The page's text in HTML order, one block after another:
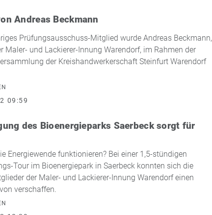
Andreas Beckmann
Prüfungsausschuss-Mitglied wurde Andreas Beckmann,
Maler- und Lackierer-Innung Warendorf, im Rahmen der
der Kreishandwerkerschaft Steinfurt Warendorf
09:59
des Bioenergieparks Saerbeck sorgt für
Energiewende funktionieren? Bei einer 1,5-stündigen
Tour im Bioenergiepark in Saerbeck konnten sich die
der Maler- und Lackierer-Innung Warendorf einen
verschaffen.